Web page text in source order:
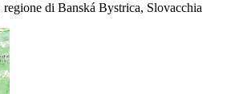
regione di Banská Bystrica, Slovacchia